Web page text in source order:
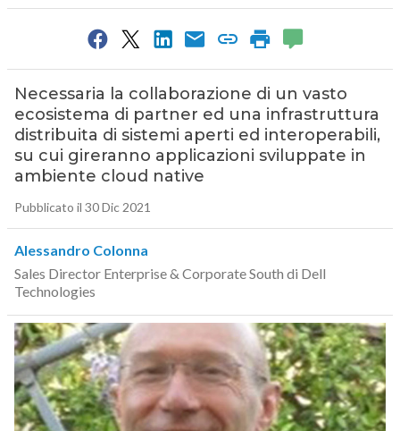
Necessaria la collaborazione di un vasto
ecosistema di partner ed una infrastruttura
distribuita di sistemi aperti ed interoperabili,
su cui gireranno applicazioni sviluppate in
ambiente cloud native
Pubblicato il 30 Dic 2021
Alessandro Colonna
Sales Director Enterprise & Corporate South di Dell
Technologies